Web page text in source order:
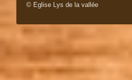
© Eglise Lys de la vallée